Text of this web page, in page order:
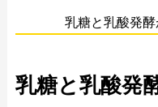
乳糖と乳酸発
乳糖と乳酸発